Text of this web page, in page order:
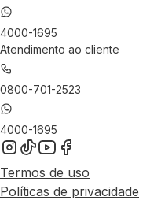
4000-1695
Atendimento ao cliente
0800-701-2523
4000-1695
Termos de uso
Políticas de privacidade